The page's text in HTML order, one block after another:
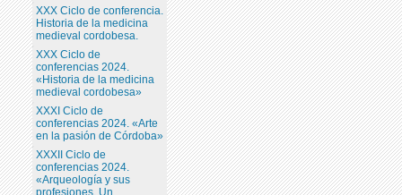
XXX Ciclo de conferencia.
Historia de la medicina
medieval cordobesa.
XXX Ciclo de
conferencias 2024.
«Historia de la medicina
medieval cordobesa»
XXXI Ciclo de
conferencias 2024. «Arte
en la pasión de Córdoba»
XXXII Ciclo de
conferencias 2024.
«Arqueología y sus
profesiones. Un